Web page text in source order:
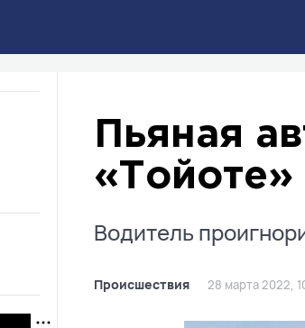
Пьяная
«Тойоте»
Водитель
Происшествия 28 марта 2022,